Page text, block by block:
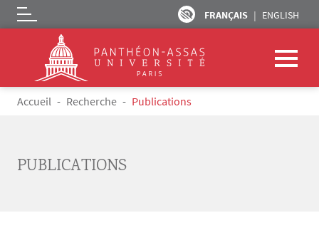
Aller au contenu principal
FRANÇAIS ENGLISH
Logo
Fil d'Ariane
Accueil Recherche Publications
PUBLICATIONS